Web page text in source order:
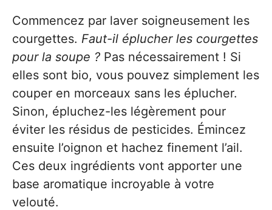
Commencez par laver soigneusement les
courgettes. Faut-il éplucher les courgettes
pour la soupe ? Pas nécessairement ! Si
elles sont bio, vous pouvez simplement les
couper en morceaux sans les éplucher.
Sinon, épluchez-les légèrement pour
éviter les résidus de pesticides. Émincez
ensuite l’oignon et hachez finement l’ail.
Ces deux ingrédients vont apporter une
base aromatique incroyable à votre
velouté.